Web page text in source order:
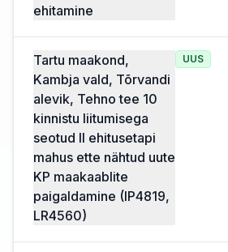
ehitamine
Tartu maakond,
Kambja vald, Tõrvandi
alevik, Tehno tee 10
kinnistu liitumisega
seotud II ehitusetapi
mahus ette nähtud uute
KP maakaablite
paigaldamine (IP4819,
LR4560)
UUS